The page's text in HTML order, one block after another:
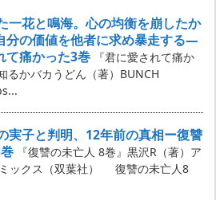
一花と鳴海。心の均衡を崩したか
分の価値を他者に求め暴走する―
て痛かった3巻
『君に愛されて痛か
るかバカうどん（著）BUNCH
実子と判明、12年前の真相ー復讐
『復讐の未亡人 8巻』黒沢R（著）ア
ックス（双葉社） 復讐の未亡人8